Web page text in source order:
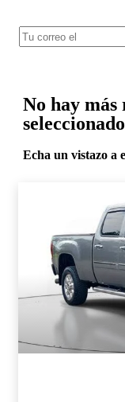
No hay
Echa un vistazo a